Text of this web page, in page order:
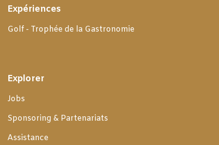
Expériences
Golf - Trophée de la Gastronomie
Explorer
Jobs
Sponsoring & Partenariats
Assistance